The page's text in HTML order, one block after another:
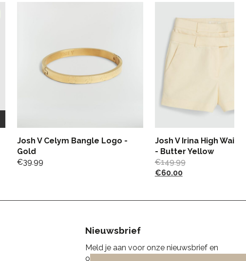
Josh V Celym Bangle Logo -
Gold
€39.99
Josh V Irina High
- Butter Yellow
€149.99
€60.00
Nieuwsbrief
Meld je aan voor onze nieuwsbrief en
ontvang 10% korting!